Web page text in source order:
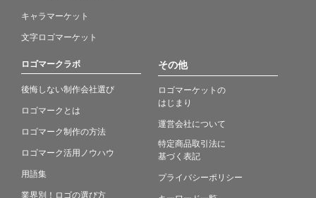
キャラマーケット
文字ロゴマーケット
ロゴマークラボ
後悔しない制作会社選び
ロゴマークとは
ロゴマーク制作の方法
ロゴマーク活用ノウハウ
用語集
業界別！ロゴの選び方
その他
ロゴマーケットの
はじまり
運営会社について
特定商品取引法に
基づく表記
プライバシーポリシー